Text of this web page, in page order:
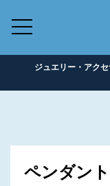
ジュエリー・アク
ペンダン